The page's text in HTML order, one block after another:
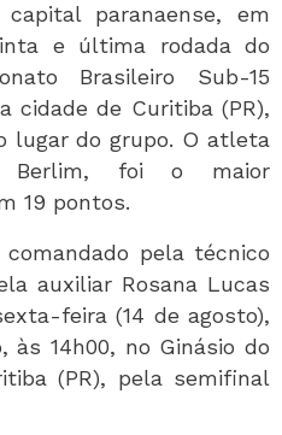
paranaense, em
e última rodada do
Brasileiro Sub-15
cidade de Curitiba (PR),
lugar do grupo. O atleta
Berlim, foi o maior
19 pontos.
pela técnico
auxiliar Rosana Lucas
feira (14 de agosto),
às 14h00, no Ginásio do
(PR), pela semifinal